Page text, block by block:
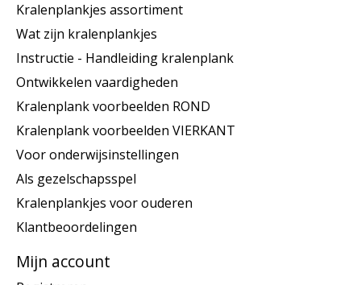
Kralenplankjes assortiment
Wat zijn kralenplankjes
Instructie - Handleiding kralenplank
Ontwikkelen vaardigheden
Kralenplank voorbeelden ROND
Kralenplank voorbeelden VIERKANT
Voor onderwijsinstellingen
Als gezelschapsspel
Kralenplankjes voor ouderen
Klantbeoordelingen
Mijn account